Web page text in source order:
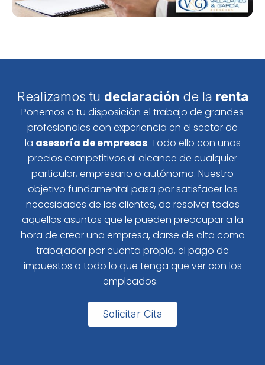
Realizamos tu declaración de la renta
Ponemos a tu disposición el trabajo de grandes
profesionales con experiencia en el sector de
la asesoría de empresas. Todo ello con unos
precios competitivos al alcance de cualquier
particular, empresario o autónomo. Nuestro
objetivo fundamental pasa por satisfacer las
necesidades de los clientes, de resolver todos
aquellos asuntos que le pueden preocupar a la
hora de crear una empresa, darse de alta como
trabajador por cuenta propia, el pago de
impuestos o todo lo que tenga que ver con los
empleados.
Solicitar Cita